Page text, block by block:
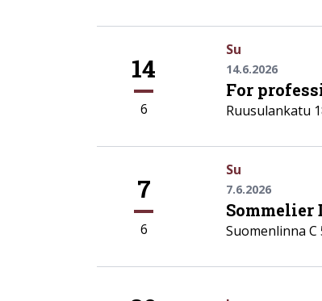
14
6
Su
14.6.2026
For
Ruusulankatu
7
6
Su
7.6.2026
Sommelier
Suomenlinna C